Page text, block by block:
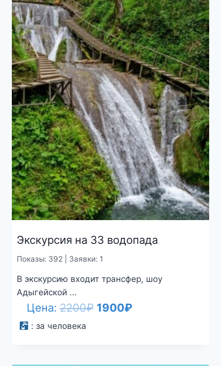
Экскурсия на 33 водопада
Показы: 392 | Заявки: 1
В экскурсию входит трансфер, шоу
Адыгейской ...
Цена:2200₽ Первоначальная
1900₽Текущая
: за человека